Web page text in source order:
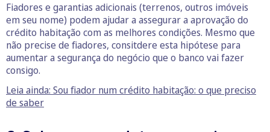
Fiadores e garantias adicionais (terrenos, outros imóveis
em seu nome) podem ajudar a assegurar a aprovação do
crédito habitação com as melhores condições. Mesmo que
não precise de fiadores, consitdere esta hipótese para
aumentar a segurança do negócio que o banco vai fazer
consigo.
Leia ainda: Sou fiador num crédito habitação: o que preciso
de saber